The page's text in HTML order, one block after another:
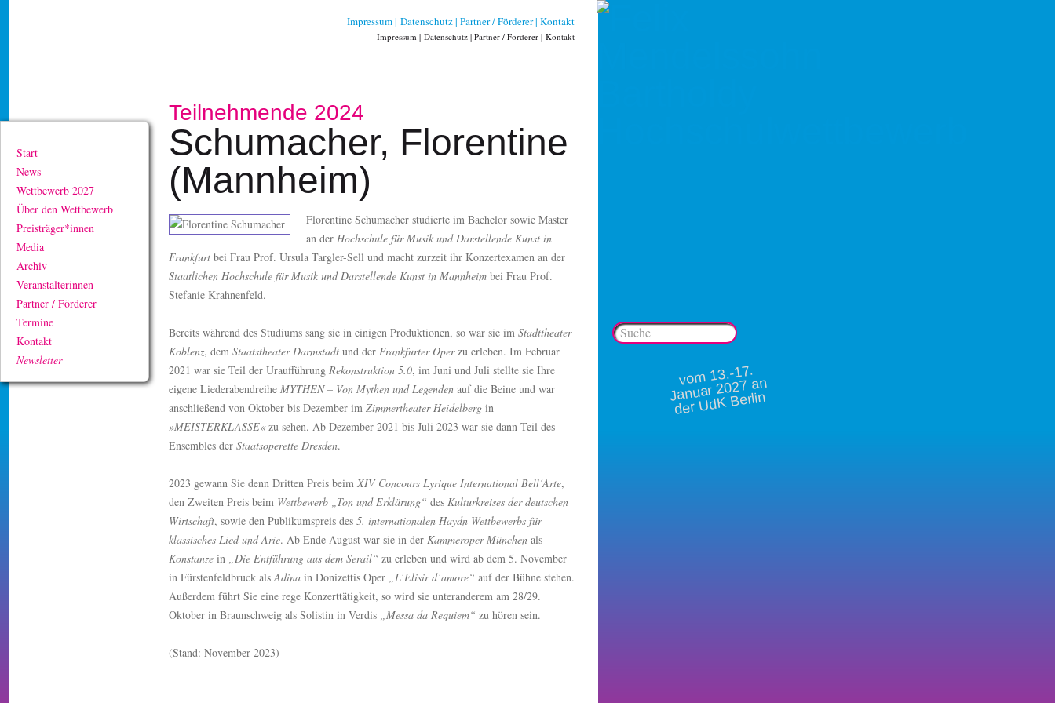
vo
m 13.-17.
Januar 2027 an
der UdK Berlin
Impressum Datenschutz Partner / Förderer Kontakt
Impressum Datenschutz Partner / Förderer Kontakt
Teilnehmende 2024
Schumacher, Florentine
(Mannheim)
Florentine Schumacher studierte im Bachelor sowie Master
an der Hochschule für Musik und Darstellende Kunst in
Frankfurtbei Frau Prof. Ursula Targler-Sell und macht zurzeit ihr Konzertexamen an der
Staatlichen Hochschule für Musik und Darstellende Kunst in Mannheimbei Frau Prof.
Stefanie Krahnenfeld.
Bereits während des Studiums sang sie in einigen Produktionen, so war sie im Stadttheater
Koblenz, dem Staatstheater Darmstadtund der Frankfurter Operzu erleben. Im Februar
2021 war sie Teil der Uraufführung Rekonstruktion 5.0, im Juni und Juli stellte sie Ihre
eigene Liederabendreihe MYTHEN – Von Mythen und Legendenauf die Beine und war
anschließend von Oktober bis Dezember im Zimmertheater Heidelbergin
»MEISTERKLASSE«zu sehen. Ab Dezember 2021 bis Juli 2023 war sie dann Teil des
Ensembles der Staatsoperette Dresden.
2023 gewann Sie denn Dritten Preis beim XIV Concours Lyrique International Bell‘Arte,
den Zweiten Preis beim Wettbewerb „Ton und Erklärung“ des Kulturkreises der deutschen
Wirtschaft, sowie den Publikumspreis des 5. internationalen Haydn Wettbewerbs für
klassisches Lied und Arie. Ab Ende August war sie in der Kammeroper Münchenals
Konstanzein „Die Entführung aus dem Serail“ zu erleben und wird ab dem 5. November
in Fürstenfeldbruck alsAdinain Donizettis Oper „L’Elisir d’amore“ auf der Bühne stehen.
Außerdem führt Sie eine rege Konzerttätigkeit, so wird sie unteranderem am 28/29.
Oktober in Braunschweig als Solistin in Verdis „Messa da Requiem“ zu hören sein.
(Stand: November 2023)
Start
News
Wettbewerb 2027
Über den Wettbewerb
Preisträger*innen
Media
Archiv
Veranstalterinnen
Partner / Förderer
Termine
Kontakt
Newsletter